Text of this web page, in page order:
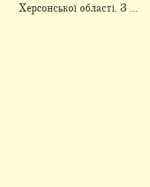
Херсонської області. З ...